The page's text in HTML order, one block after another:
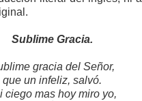
Sublime Gracia.
gracia del Señor,
que un infeliz, salvó.
ciego mas hoy miro yo,